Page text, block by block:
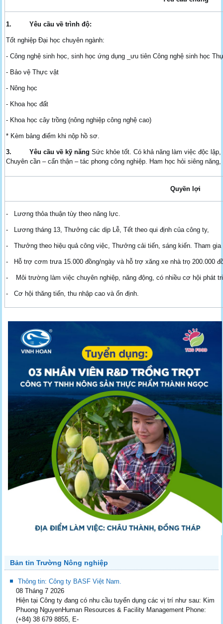
1.Yêu cầu về trình độ:
Tốt nghiệp Đại học chuyên ngành:
- Công nghệ sinh học, sinh học ứng dụng _ưu tiên Công nghệ sinh học
- Bảo vệ Thực vật
- Nông học
- Khoa học đất
- Khoa học cây trồng (nông nghiệp công nghệ cao)
* Kèm bảng điểm khi nộp hồ sơ.
3.Yêu cầu về kỹ năng Sức khỏe tốt. Có khả năng làm việc độc
Chuyên cần – cẩn thận – tác phong công nghiệp. Ham học hỏi siêng
Quyền lợi
- Lương thỏa thuận tùy theo năng lực.
- Lương tháng 13, Thưởng các dịp Lễ, Tết theo qui định của công ty,
- Thưởng theo hiệu quả công việc, Thưởng cải tiến, sáng kiến. Tham gia
- Hỗ trợ cơm trưa 15.000 đồng/ngày và hỗ trợ xăng xe nhà trọ 200.000
- Môi trường làm việc chuyên nghiệp, năng động, có nhiều cơ hội phát
- Cơ hội thăng tiến, thu nhập cao và ổn định.
Bản tin Trường Nông nghiệp
Thông tin: Công ty BASF Việt Nam.
08 Tháng 7 2026
Hiện tại Công ty đang có nhu cầu tuyển dụng các vị trí như sau: Kim
Phuong NguyenHuman Resources & Facility Management Phone:
(+84) 38 679 8855, E-